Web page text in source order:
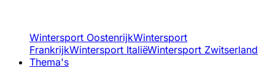
Wintersport OostenrijkWintersport
FrankrijkWintersport ItaliëWintersport Zwitserland
Thema's